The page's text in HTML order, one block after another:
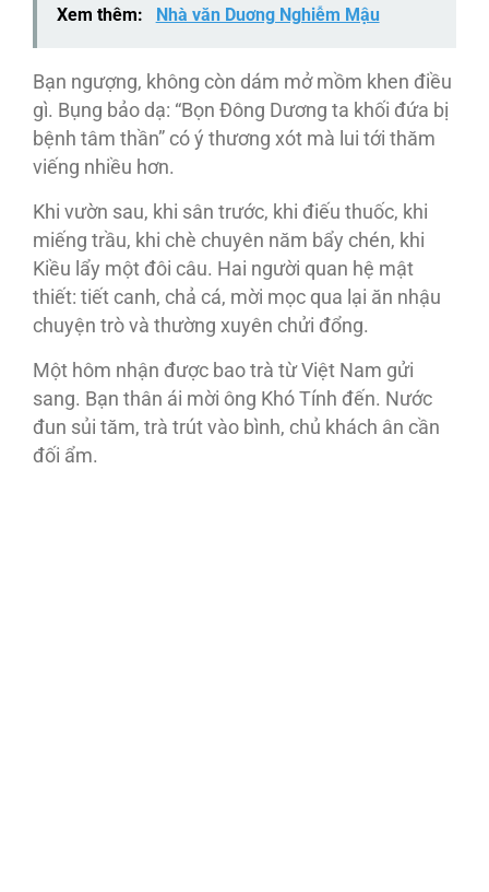
Xem thêm: Nhà văn Duơng Nghiễm Mậu
Bạn ngượng, không còn dám mở mồm khen điều
gì. Bụng bảo dạ: “Bọn Đông Dương ta khối đứa bị
bệnh tâm thần” có ý thương xót mà lui tới thăm
viếng nhiều hơn.
Khi vườn sau, khi sân trước, khi điếu thuốc, khi
miếng trầu, khi chè chuyên năm bẩy chén, khi
Kiều lẩy một đôi câu. Hai người quan hệ mật
thiết: tiết canh, chả cá, mời mọc qua lại ăn nhậu
chuyện trò và thường xuyên chửi đổng.
Một hôm nhận được bao trà từ Việt Nam gửi
sang. Bạn thân ái mời ông Khó Tính đến. Nước
đun sủi tăm, trà trút vào bình, chủ khách ân cần
đối ẩm.